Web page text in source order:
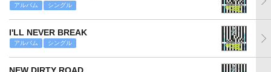
アルバム シングル
I'LL NEVER BREAK
アルバム シングル